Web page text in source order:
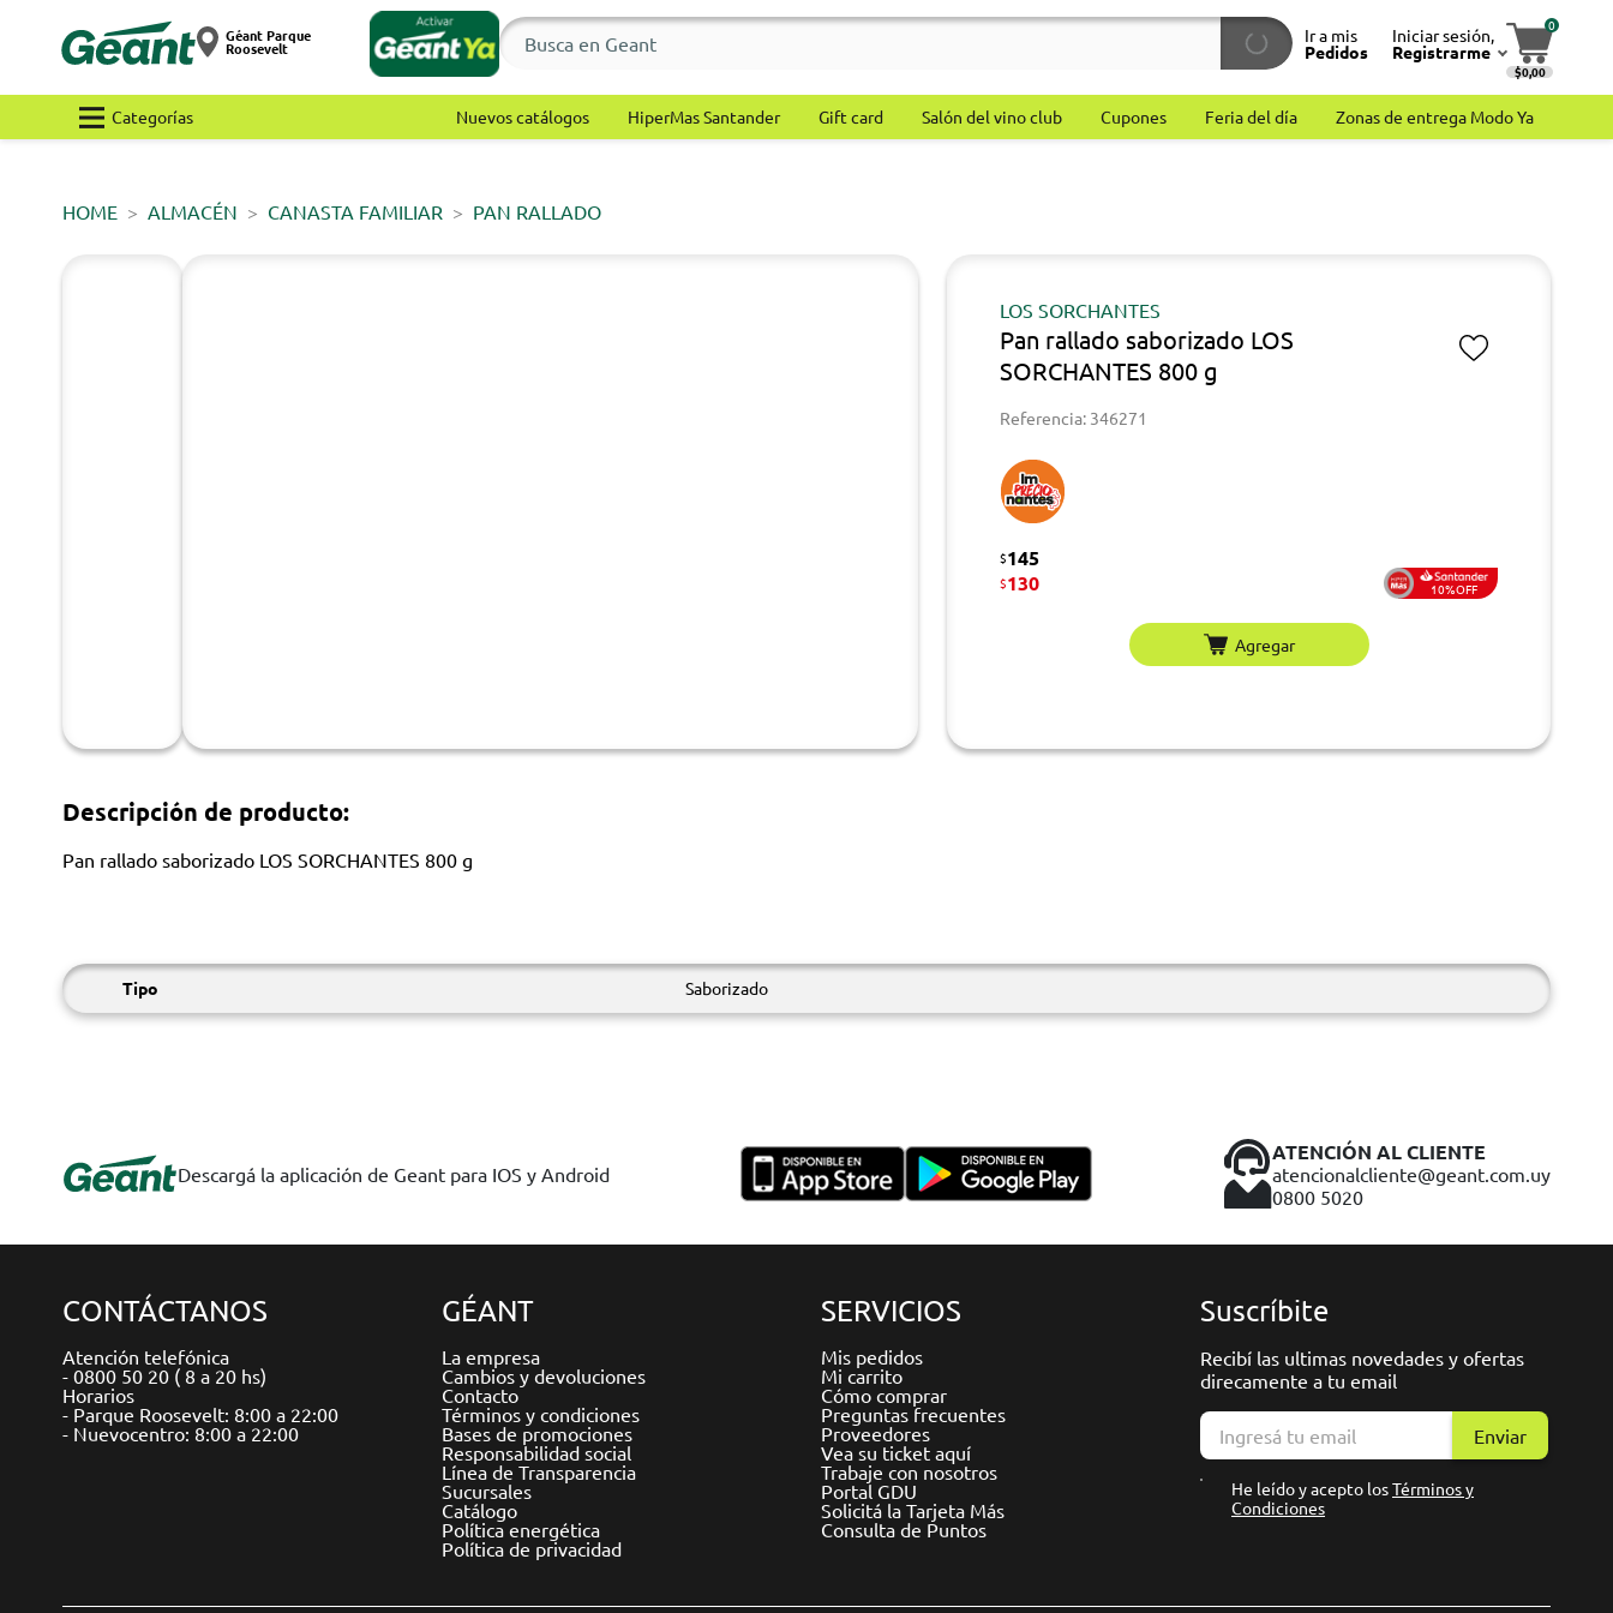
Géant Parque
Roosevelt
Ir a mis
Pedidos
Iniciar sesión,
Registrarme
0
$0,00
Categorías Nuevos catálogos HiperMas Santander Gift card Salón del vino club Cupones Feria del día Zonas de entrega Modo Ya
HOME ALMACÉN CANASTA FAMILIAR PAN RALLADO
LOS SORCHANTES
Pan rallado saborizado LOS
SORCHANTES 800 g
Referencia: 346271
$145
$130 10%OFF
Agregar
Descripción de producto:
Pan rallado saborizado LOS SORCHANTES 800 g
Tipo Saborizado
Descargá la aplicación de Geant para IOS y Android
ATENCIÓN AL CLIENTE
atencionalcliente@geant.com.uy
0800 5020
CONTÁCTANOS
Atención telefónica
- 0800 50 20 ( 8 a 20 hs)
Horarios
- Parque Roosevelt: 8:00 a 22:00
- Nuevocentro: 8:00 a 22:00
GÉANT
La empresa
Cambios y devoluciones
Contacto
Términos y condiciones
Bases de promociones
Responsabilidad social
Línea de Transparencia
Sucursales
Catálogo
Política energética
Política de privacidad
SERVICIOS
Mis pedidos
Mi carrito
Cómo comprar
Preguntas frecuentes
Proveedores
Vea su ticket aquí
Trabaje con nosotros
Portal GDU
Solicitá la Tarjeta Más
Consulta de Puntos
Suscríbite
Recibí las ultimas novedades y ofertas
direcamente a tu email
Enviar
He leído y acepto losTérminos y
Condiciones